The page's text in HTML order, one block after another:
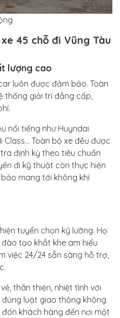
45 chỗ đi Vũng Tàu
lượng cao
luôn được đảm bảo. Toàn
thống giải trí đẳng cấp,
nổi tiếng như Huyndai
Class… Toàn bộ xe đều được
định kỳ theo tiêu chuẩn
đi kỹ thuật còn thực hiện
mang tới không khí
tuyển chọn kỹ lưỡng. Họ
tạo khắt khe am hiểu
việc 24/24 sẵn sàng hỗ trợ,
thân thiện, nhiệt tình với
luật giao thông không
khách hàng đến nơi một